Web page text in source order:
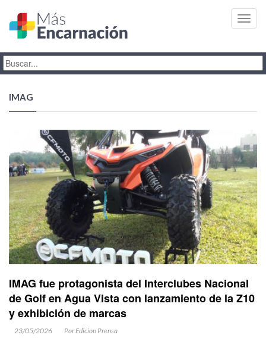
IMAG
IMAG fue protagonista del Interclubes Nacional
de Golf en Agua Vista con lanzamiento de la Z10
y exhibición de marcas
23/05/2026 Por Edicion Prensa